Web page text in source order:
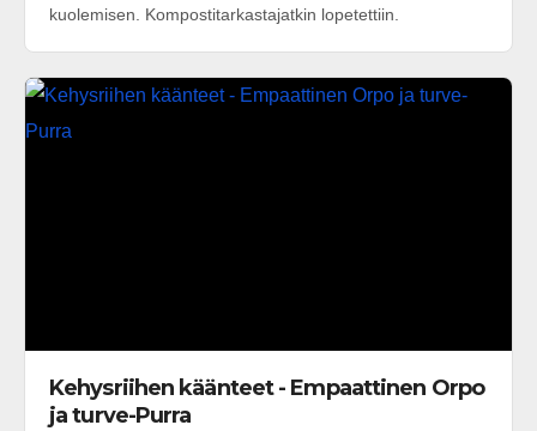
kuolemisen. Kompostitarkastajatkin lopetettiin.
Kehysriihen käänteet - Empaattinen Orpo
ja turve-Purra